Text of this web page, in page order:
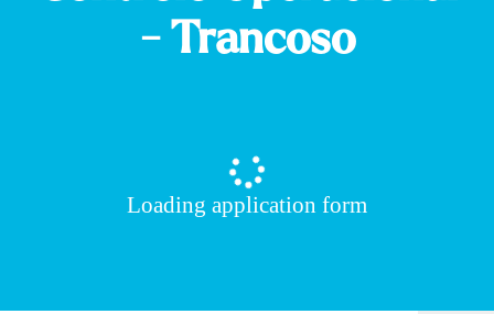
- Trancoso
Loading application form